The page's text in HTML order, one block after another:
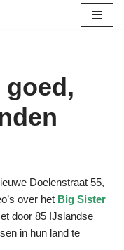
Doelenstraat 55,
over het Big Sister
door 85 IJslandse
in hun land te